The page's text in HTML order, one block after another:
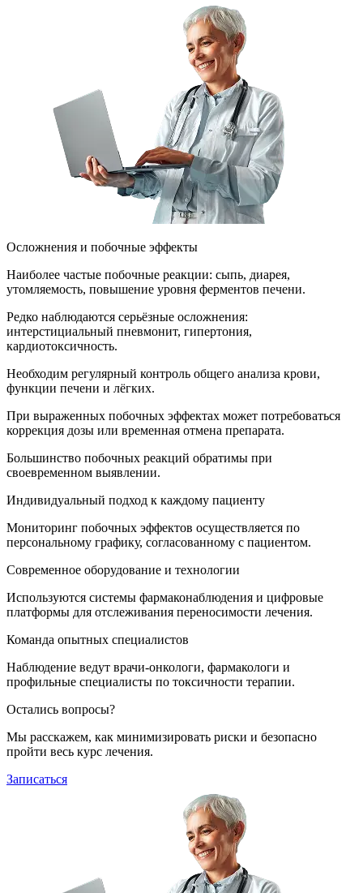
Осложнения и побочные эффекты
Наиболее частые побочные реакции: сыпь, диарея,
утомляемость, повышение уровня ферментов печени.
Редко наблюдаются серьёзные осложнения:
интерстициальный пневмонит, гипертония,
кардиотоксичность.
Необходим регулярный контроль общего анализа крови,
функции печени и лёгких.
При выраженных побочных эффектах может потребоваться
коррекция дозы или временная отмена препарата.
Большинство побочных реакций обратимы при
своевременном выявлении.
Индивидуальный подход к каждому пациенту
Мониторинг побочных эффектов осуществляется по
персональному графику, согласованному с пациентом.
Современное оборудование и технологии
Используются системы фармаконаблюдения и цифровые
платформы для отслеживания переносимости лечения.
Команда опытных специалистов
Наблюдение ведут врачи-онкологи, фармакологи и
профильные специалисты по токсичности терапии.
Остались вопросы?
Мы расскажем, как минимизировать риски и безопасно
пройти весь курс лечения.
Записаться